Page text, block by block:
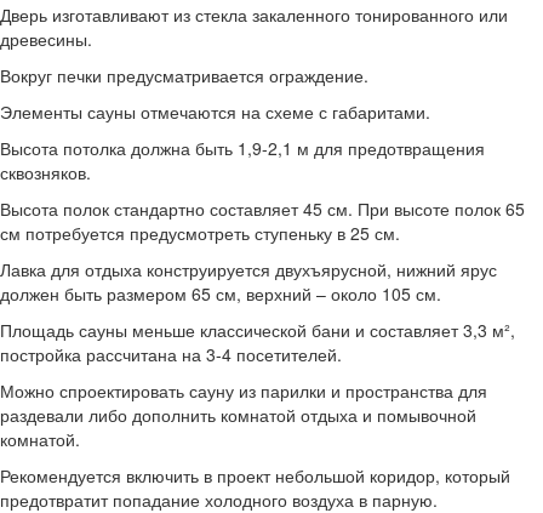
Дверь изготавливают из стекла закаленного тонированного или
древесины.
Вокруг печки предусматривается ограждение.
Элементы сауны отмечаются на схеме с габаритами.
Высота потолка должна быть 1,9-2,1 м для предотвращения
сквозняков.
Высота полок стандартно составляет 45 см. При высоте полок 65
см потребуется предусмотреть ступеньку в 25 см.
Лавка для отдыха конструируется двухъярусной, нижний ярус
должен быть размером 65 см, верхний – около 105 см.
Площадь сауны меньше классической бани и составляет 3,3 м²,
постройка рассчитана на 3-4 посетителей.
Можно спроектировать сауну из парилки и пространства для
раздевали либо дополнить комнатой отдыха и помывочной
комнатой.
Рекомендуется включить в проект небольшой коридор, который
предотвратит попадание холодного воздуха в парную.